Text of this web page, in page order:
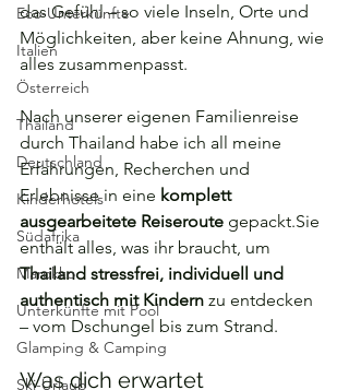
Eco-Unterkünfte
Italien
Österreich
Thailand
Deutschland
Kinderhotels
Südafrika
Marokko
Unterkünfte mit Pool
Glamping & Camping
Ski-Urlaub
das Gefühl – so viele Inseln, Orte und
Möglichkeiten, aber keine Ahnung, wie
alles zusammenpasst.
Nach unserer eigenen Familienreise
durch Thailand habe ich all meine
Erfahrungen, Recherchen und
Erlebnisse in eine komplett
ausgearbeitete Reiseroute gepackt.Sie
enthält alles, was ihr braucht, um
Thailand stressfrei, individuell und
authentisch mit Kindern zu entdecken
– vom Dschungel bis zum Strand.
Was dich erwartet